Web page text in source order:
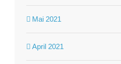
Mai 2021
April 2021